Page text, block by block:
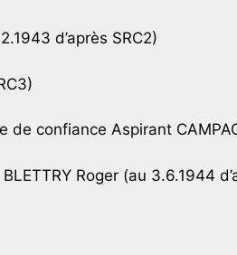
d’après SRC2)
de confiance Aspirant
Roger (au 3.6.1944